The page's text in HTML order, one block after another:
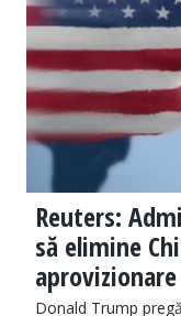
Reuters:
să elimine
aprovizionare
Donald Trump